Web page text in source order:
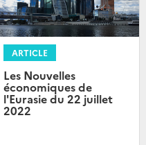
ARTICLE
Les Nouvelles
économiques de
l'Eurasie du 22 juillet
2022